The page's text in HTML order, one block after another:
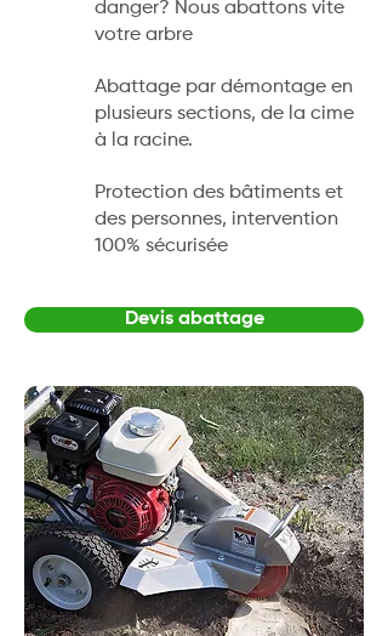
danger? Nous abattons vite
votre arbre
Abattage par démontage en
plusieurs sections, de la cime
à la racine.
Protection des bâtiments et
des personnes, intervention
100% sécurisée
Devis abattage